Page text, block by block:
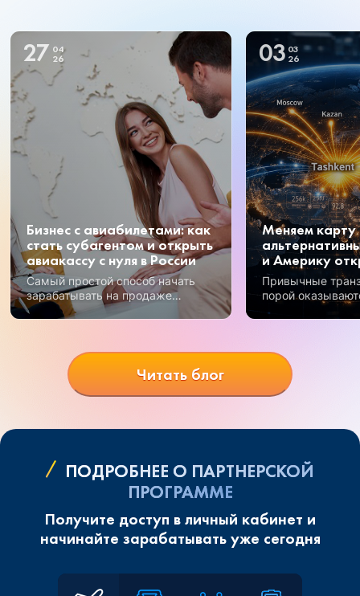
27 04
26
Бизнес с авиабилетами: как
стать субагентом и открыть
авиакассу с нуля в России
Самый простой способ начать
зарабатывать на продаже
авиабилетов – получение
субагентского статуса.
03 03
26
Меняем карту
и Америку
Привычные
порой
Но открываются
возможности, и
Узбекистан.
Читать блог
ПОДРОБНЕЕ О ПАРТНЕРСКОЙ
ПРОГРАММЕ
Получите доступ в личный кабинет и
начинайте зарабатывать уже сегодня